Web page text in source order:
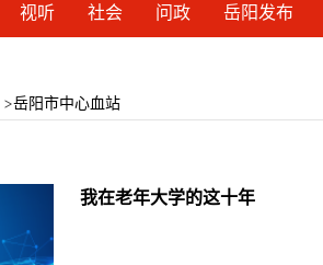
视听 社会 问政 岳阳发布
>岳阳市中心血站
我在老年大学的这十年